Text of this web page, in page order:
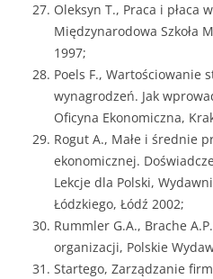
Oleksyn T., Praca i płaca
Międzynarodowa Szkoła
1997;
Poels F., Wartościowanie
wynagrodzeń. Jak
Oficyna Ekonomiczna,
Rogut A., Małe i średnie
ekonomicznej.
Lekcje dla Polski,
Łódzkiego, Łódź 2002;
Rummler G.A., Brache
organizacji, Polskie
Startego, Zarządzanie